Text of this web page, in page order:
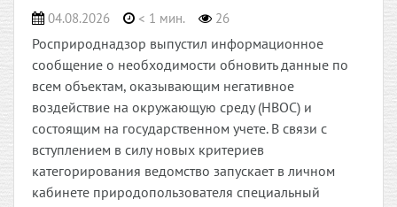
04.08.2026 < 1 мин. 26
Росприроднадзор выпустил информационное
сообщение о необходимости обновить данные по
всем объектам, оказывающим негативное
воздействие на окружающую среду (НВОС) и
состоящим на государственном учете. В связи с
вступлением в силу новых критериев
категорирования ведомство запускает в личном
кабинете природопользователя специальный